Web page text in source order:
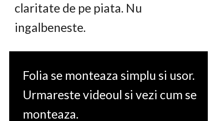
claritate de pe piata. Nu
ingalbeneste.
Folia se monteaza simplu si usor.
Urmareste videoul si vezi cum se
monteaza.